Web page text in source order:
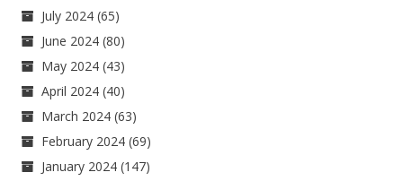
July 2024 (65)
June 2024 (80)
May 2024 (43)
April 2024 (40)
March 2024 (63)
February 2024 (69)
January 2024 (147)